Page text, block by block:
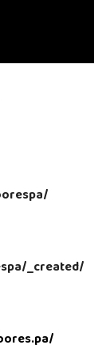
_created/